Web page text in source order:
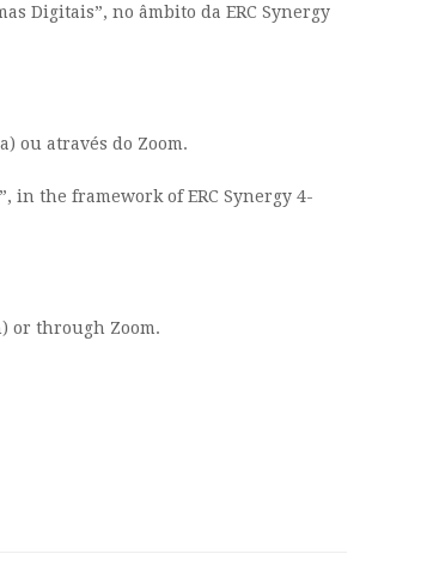
Digitais”, no âmbito da ERC Synergy
ou através do Zoom.
the framework of ERC Synergy 4-
or through Zoom.